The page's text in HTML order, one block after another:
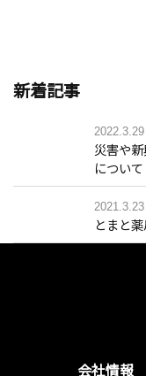
新着記事
2022.3.29
災害や
について
2021.3.23
とまと
会社情報